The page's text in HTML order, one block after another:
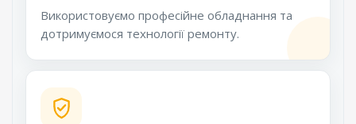
Використовуємо професійне обладнання та
дотримуємося технології ремонту.